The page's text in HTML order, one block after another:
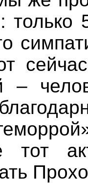
только
–